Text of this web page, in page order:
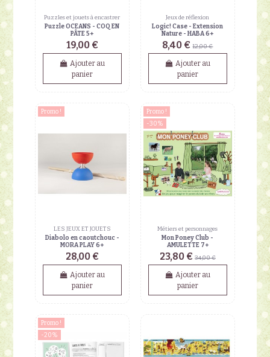
Puzzles et jouets à encastrer
Puzzle OCEANS - COQ EN
PÂTE 5+
19,00 €
Ajouter au
panier
Jeux de réflexion
Logic! Case - Extension
Nature - HABA 6+
8,40 €12,00 €
Ajouter au
panier
Promo !
LES JEUX ET JOUETS
Diabolo en caoutchouc -
MORA PLAY 6+
28,00 €
Ajouter au
panier
Promo !
-30%
Métiers et personnages
Mon Poney Club -
AMULETTE 7+
23,80 € 34,00 €
Ajouter au
panier
Promo !
-20%